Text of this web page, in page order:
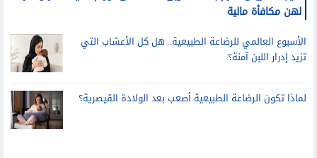
الأسبوع العالمي للرضاعة الطبيعية.. هل كل الأعشاب التي
تزيد إدرار اللبن آمنة؟